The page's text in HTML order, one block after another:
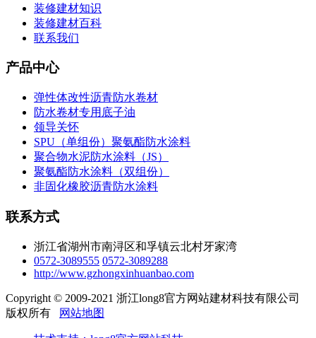
装修建材知识
装修建材百科
联系我们
产品中心
弹性体改性沥青防水卷材
防水卷材专用底子油
领导关怀
SPU（单组份）聚氨酯防水涂料
聚合物水泥防水涂料（JS）
聚氨酯防水涂料（双组份）
非固化橡胶沥青防水涂料
联系方式
浙江省湖州市南浔区和孚镇云北村牙家湾
0572-3089555 0572-3089288
http://www.gzhongxinhuanbao.com
Copyright © 2009-2021 浙江long8官方网站建材科技有限公司
版权所有
网站地图